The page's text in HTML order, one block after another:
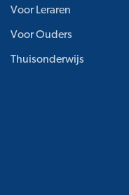
Voor Leraren
Voor Ouders
Thuisonderwijs